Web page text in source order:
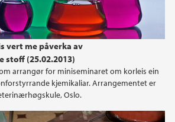
vert me påverka av
(25.02.2013)
arrangør for miniseminaret om korleis ein
kjemikaliar. Arrangementet er
Oslo.